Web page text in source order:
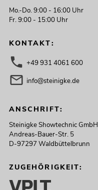
Mo.-Do. 9:00 - 16:00 Uhr
Fr. 9:00 - 15:00 Uhr
KONTAKT:
+49 931 4061 600
info@steinigke.de
ANSCHRIFT:
Steinigke Showtechnic GmbH
Andreas-Bauer-Str. 5
D-97297 Waldbüttelbrunn
ZUGEHÖRIGKEIT: